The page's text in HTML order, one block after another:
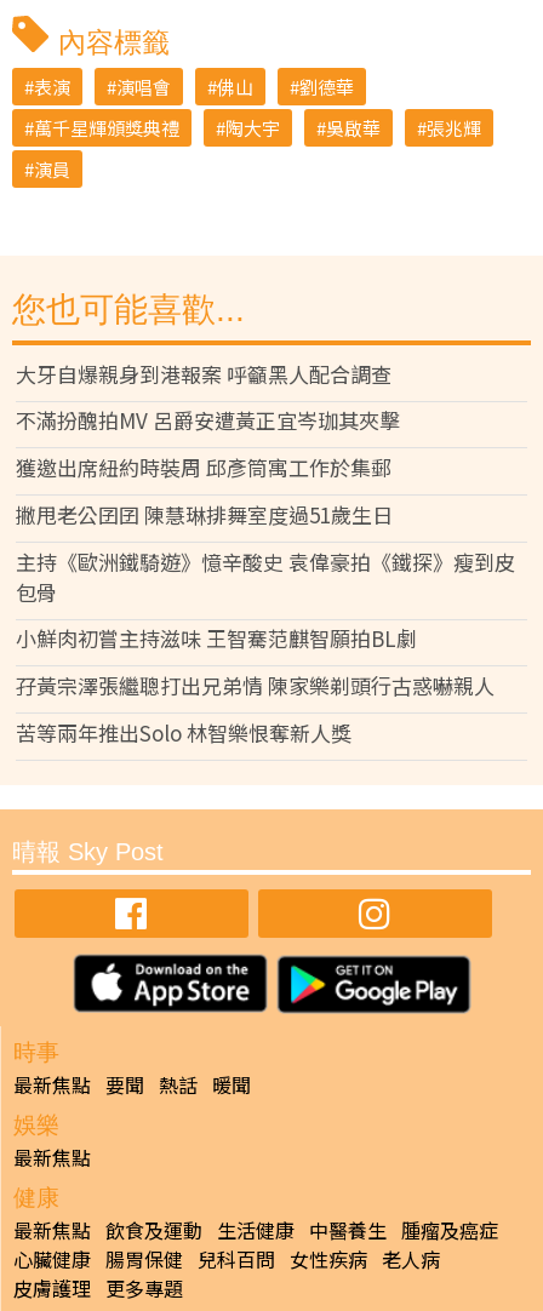
內容標籤
表演 演唱會 佛山
劉德華
萬千星輝頒獎典禮
陶大宇 吳啟華
張兆輝
演員
您也可能喜歡...
大牙自爆親身到港報案 呼籲黑人配合調查
不滿扮醜拍MV 呂爵安遭黃正宜岑珈其夾擊
獲邀出席紐約時裝周 邱彥筒寓工作於集郵
撇甩老公囝囝 陳慧琳排舞室度過51歲生日
主持《歐洲鐵騎遊》憶辛酸史 袁偉豪拍《鐵探》瘦到皮
包骨
小鮮肉初嘗主持滋味 王智騫范麒智願拍BL劇
孖黃宗澤張繼聰打出兄弟情 陳家樂剃頭行古惑嚇親人
苦等兩年推出Solo 林智樂恨奪新人獎
晴報 Sky Post
時事
最新焦點 要聞 熱話 暖聞
娛樂
最新焦點
健康
最新焦點 飲食及運動 生活健康 中醫養生 腫瘤及癌症
心臟健康 腸胃保健 兒科百問 女性疾病 老人病
皮膚護理 更多專題